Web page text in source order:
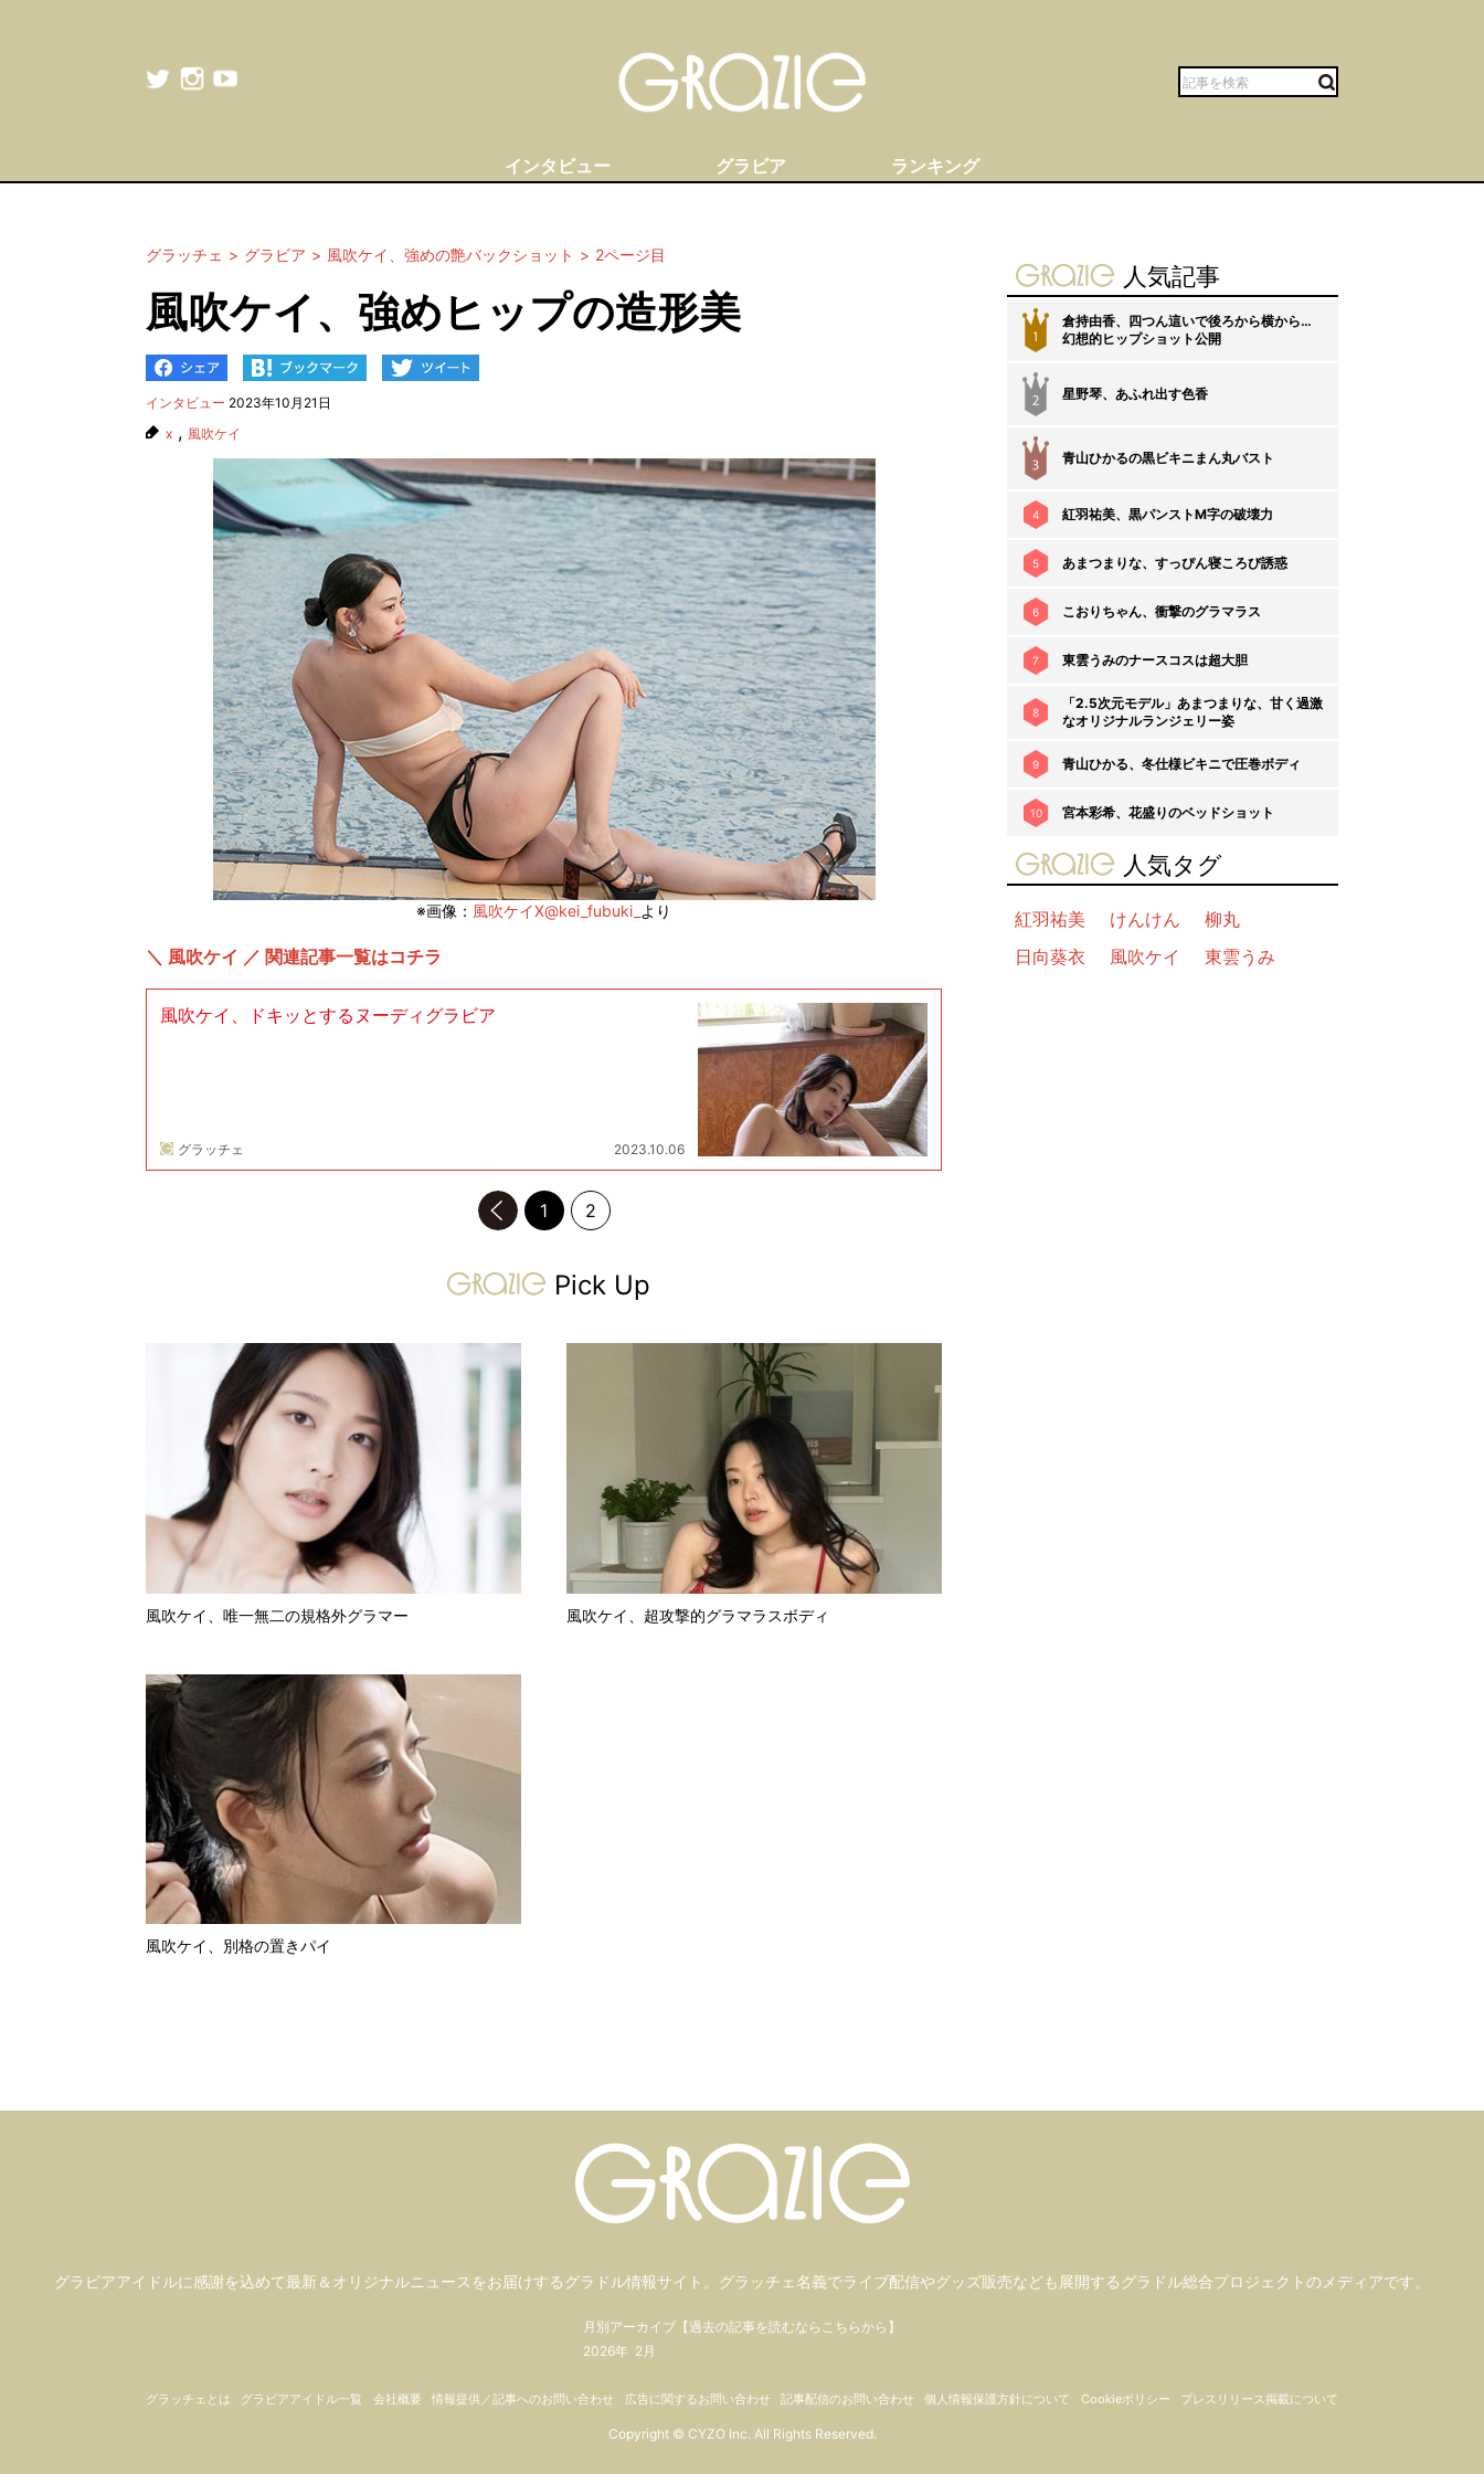
インタビュー グラビア ランキング
グラッチェ グラビア 風吹ケイ、強めの艶バックショット 2ページ目
風吹ケイ、強めヒップの造形美
インタビュー 2023年10月21日
x , 風吹ケイ
※画像： 風吹ケイX@kei_fubuki_ より
＼ 風吹ケイ ／ 関連記事一覧はコチラ
風吹ケイ、ドキッとするヌーディグラビア
グラッチェ 2023.10.06
前のページへ
1 2
gravure-grazie
Pick Up
風吹ケイ、唯一無二の規格外グラマー 風吹ケイ、超攻撃的グラマラスボディ
風吹ケイ、別格の置きパイ
gravure-grazie
人気記事
1
倉持由香、四つん這いで後ろから横から…
幻想的ヒップショット公開
星野琴、あふれ出す色香
青山ひかるの黒ビキニまん丸バスト
4 紅羽祐美、黒パンストM字の破壊力
5 あまつまりな、すっぴん寝ころび誘惑
6 こおりちゃん、衝撃のグラマラス
7 東雲うみのナースコスは超大胆
8
「2.5次元モデル」あまつまりな、甘く過激
なオリジナルランジェリー姿
9 青山ひかる、冬仕様ビキニで圧巻ボディ
10 宮本彩希、花盛りのベッドショット
gravure-grazie
人気タグ
紅羽祐美 けんけん
柳丸
日向葵衣
風吹ケイ 東雲うみ
グラビアアイドルに感謝を込めて最新＆オリジナルニュースをお届けするグラドル情報サイト。 グラッチェ名義でライブ配信やグッズ販売なども 展開するグラドル総合プロジェクトのメディアです。
月別アーカイブ【過去の記事を読むならこちらから】
2026年 2月
グラッチェとは グラビアアイドル一覧 会社概要 情報提供／記事へのお問い合わせ 広告に関するお問い合わせ 記事配信のお問い合わせ 個人情報保護方針について Cookieポリシー プレスリリース掲載について
Copyright © CYZO Inc. All Rights Reserved.